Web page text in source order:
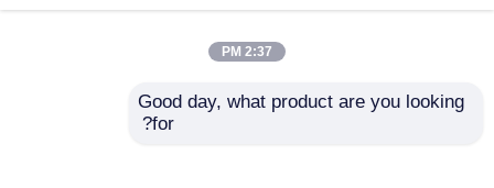
موارد
سری کود محلول آب
2:37 PM
Good day, what product are you looking
for?